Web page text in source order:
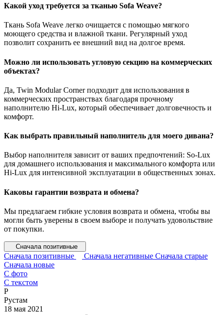
Какой уход требуется за тканью Sofa Weave?
Ткань Sofa Weave легко очищается с помощью мягкого
моющего средства и влажной ткани. Регулярный уход
позволит сохранить ее внешний вид на долгое время.
Можно ли использовать угловую секцию на коммерческих
объектах?
Да, Twin Modular Corner подходит для использования в
коммерческих пространствах благодаря прочному
наполнителю Hi-Lux, который обеспечивает долговечность и
комфорт.
Как выбрать правильный наполнитель для моего дивана?
Выбор наполнителя зависит от ваших предпочтений: So-Lux
для домашнего использования и максимального комфорта или
Hi-Lux для интенсивной эксплуатации в общественных зонах.
Каковы гарантии возврата и обмена?
Мы предлагаем гибкие условия возврата и обмена, чтобы вы
могли быть уверены в своем выборе и получать удовольствие
от покупки.
Сначала позитивные
Сначала позитивные Сначала негативные Сначала старые
Сначала новые
С фото
С текстом
Р
Рустам
18 мая 2021